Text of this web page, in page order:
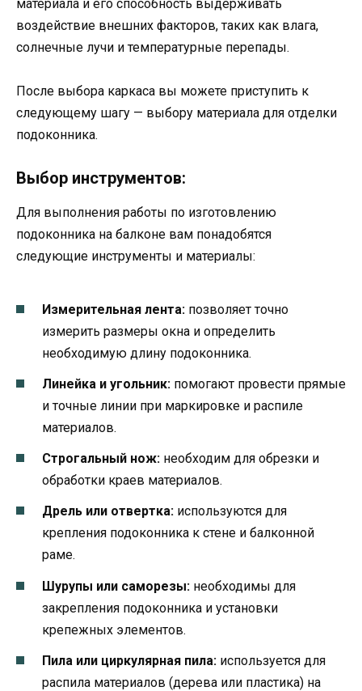
материала и его способность выдерживать
воздействие внешних факторов, таких как влага,
солнечные лучи и температурные перепады.
После выбора каркаса вы можете приступить к
следующему шагу — выбору материала для отделки
подоконника.
Выбор инструментов:
Для выполнения работы по изготовлению
подоконника на балконе вам понадобятся
следующие инструменты и материалы:
Измерительная лента: позволяет точно
измерить размеры окна и определить
необходимую длину подоконника.
Линейка и угольник: помогают провести прямые
и точные линии при маркировке и распиле
материалов.
Строгальный нож: необходим для обрезки и
обработки краев материалов.
Дрель или отвертка: используются для
крепления подоконника к стене и балконной
раме.
Шурупы или саморезы: необходимы для
закрепления подоконника и установки
крепежных элементов.
Пила или циркулярная пила: используется для
распила материалов (дерева или пластика) на